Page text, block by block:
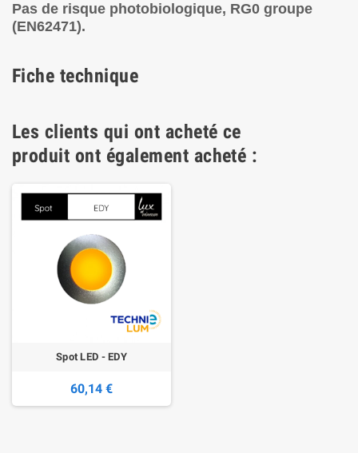
Pas de risque photobiologique, RG0 groupe
(EN62471).
Fiche technique
Les clients qui ont acheté ce
produit ont également acheté :
Spot LED - EDY
60,14 €